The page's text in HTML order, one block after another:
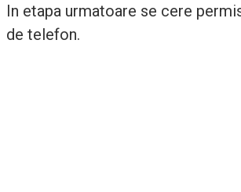
In etapa urmatoare se cere
de telefon.